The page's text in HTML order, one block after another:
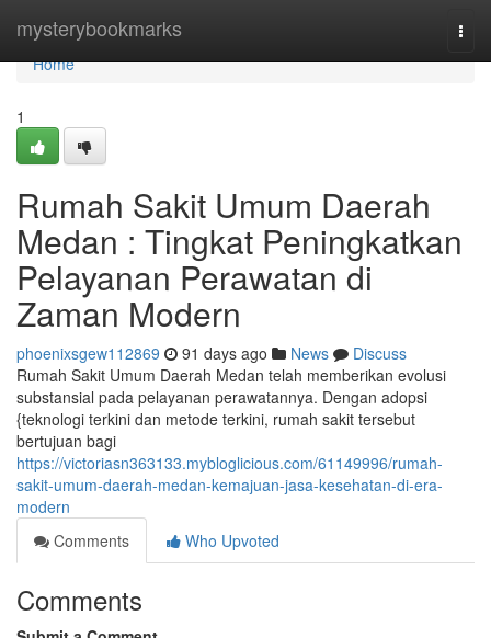
mysterybookmarks
Home
Home
1
Rumah Sakit Umum Daerah
Medan : Tingkat Peningkatkan
Pelayanan Perawatan di
Zaman Modern
phoenixsgew112869 91 days ago News
Discuss
Rumah Sakit Umum Daerah Medan telah memberikan evolusi
substansial pada pelayanan perawatannya. Dengan adopsi
{teknologi terkini dan metode terkini, rumah sakit tersebut
bertujuan bagi
https://victoriasn363133.mybloglicious.com/61149996/rumah-
sakit-umum-daerah-medan-kemajuan-jasa-kesehatan-di-era-
modern
Comments
Who Upvoted
Comments